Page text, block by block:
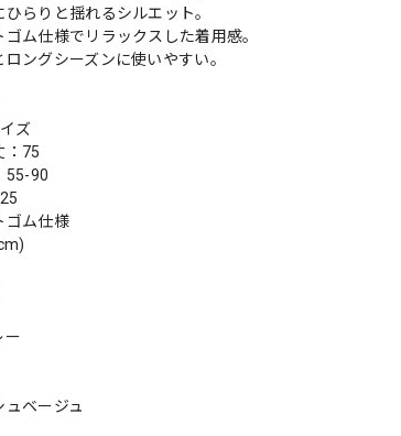
らりと揺れるシルエット。
ム仕様でリラックスした着用感。
ングシーズンに使いやすい。
ズ
：75
55-90
ム仕様
ー
ュベージュ